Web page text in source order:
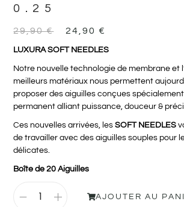
0.25
29,90€ 24,90€
LUXURA SOFT NEEDLES
Notre nouvelle technologie de membrane et
meilleurs matériaux nous permettent
proposer des aiguilles conçues
permanent alliant puissance, douceur &
Ces nouvelles arrivées, lesSOFT NEEDLES
de travailler avec des aiguilles souples pour
délicates.
Boîte de 20 Aiguilles
AJOUTER AU